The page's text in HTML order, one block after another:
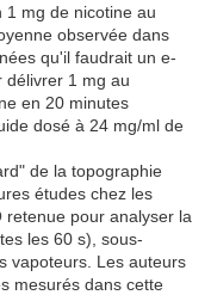
mg de nicotine au
observée dans
qu'il faudrait un e-
délivrer 1 mg au
en 20 minutes
dosé à 24 mg/ml de
de la topographie
études chez les
retenue pour analyser la
les 60 s), sous-
vapoteurs. Les auteurs
mesurés dans cette